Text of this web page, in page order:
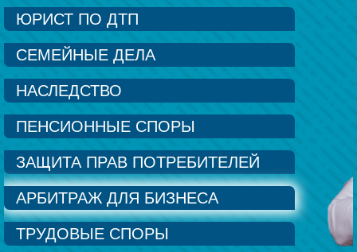
Отзывы
Полезные статьи
Наши победы
Видео о нас
ЮРИСТ ПО ДТП
СЕМЕЙНЫЕ ДЕЛА
НАСЛЕДСТВО
ПЕНСИОННЫЕ СПОРЫ
ЗАЩИТА ПРАВ ПОТРЕБИТЕЛЕЙ
АРБИТРАЖ ДЛЯ БИЗНЕСА
ТРУДОВЫЕ СПОРЫ